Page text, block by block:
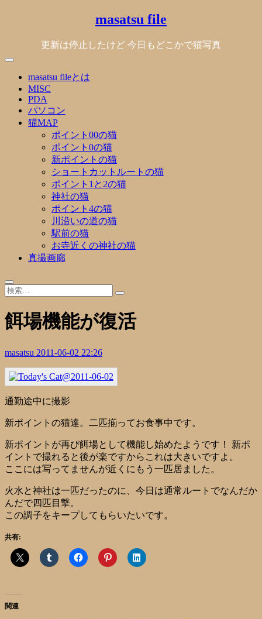
masatsu file
更新は停止したけど 今日もどこかで猫写真
masatsu fileとは
MISC
PDA
パソコン
猫MAP
ポイント00の猫
ポイント0の猫
新ポイントの猫
ショートカットルートの猫
ポイント1と2の猫
神社の猫
ポイント4の猫
川沿いの道の猫
駅前の猫
お寺近くの神社の猫
真撮画廊
餌場機能が復活
masatsu 2011-06-02 22:26
通勤途中に撮影
新ポイントの猫達。二匹揃ってお食事中です。
新ポイントが再び餌場として機能し始めたようです！ 新ポ
イントで撮れると後が楽ですからこれは大きいですよ。
ここには写ってませんが近くにもう一匹居ました。
火水と神社は一匹だったのに、今日は通常ルートでなんだか
んだで四匹目撃。
この調子をキープしてもらいたいです。
共有:
関連